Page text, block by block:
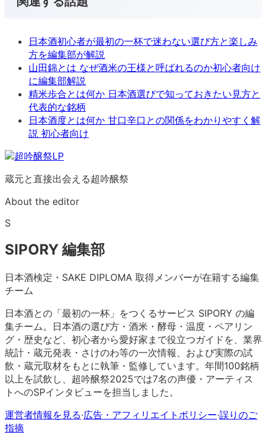
日本酒初心者が最初の一杯で迷わない選び方と楽しみ
方を編集部が解説
山田錦とは なぜ酒米の王様と呼ばれるのか初心者向け
に編集部解説
精米歩合とは何か 日本酒選びで知っておきたい見方と
代表的な銘柄
日本酒度とは何か 甘口辛口との関係をわかりやすく解
説 初心者向け
蔵元と直接出会える超吟醸祭
About the editor
S
SIPORY 編集部
日本酒検定・SAKE DIPLOMA 取得メンバーが在籍する編集
チーム
日本酒との「最初の一杯」をつくるサービス SIPORY の編
集チーム。日本酒の選び方・酒米・酵母・温度・ペアリン
グ・歴史など、初心者から愛好家まで役立つガイドを、業界
統計・蔵元発表・さけのわ等の一次情報、および実際の試
飲・蔵元取材をもとに執筆・監修しています。年間100銘柄
以上を試飲し、超吟醸祭2025では7名の声優・アーティス
トへのSPインタビューを担当しました。
運営者情報を見る·広告・アフィリエイトポリシー·誤りのご
指摘